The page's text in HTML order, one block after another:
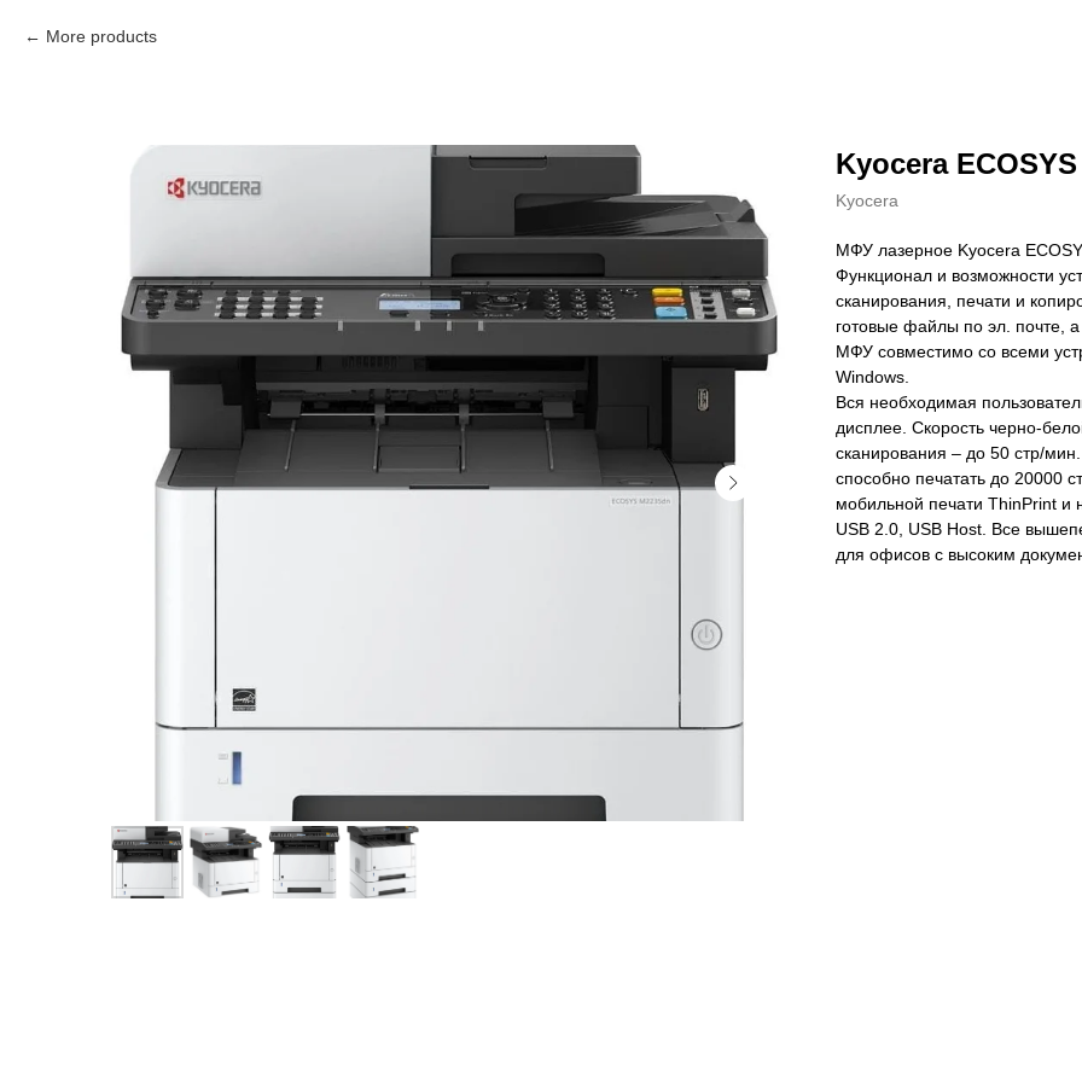
More products
Kyocera
Kyocera
МФУ лазерное Kyocera
Функционал и возможности
сканирования, печати и
готовые файлы по эл. почте,
МФУ совместимо со всеми
Windows.
Вся необходимая
дисплее. Скорость черно-
сканирования – до 50 стр/
способно печатать до 20000
мобильной печати ThinPrint и
USB 2.0, USB Host. Все
для офисов с высоким